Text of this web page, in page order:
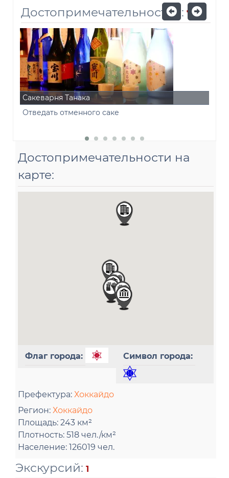
Достопримечательностей: 7
Сакеварня Танака
Отведать отменного саке
Достопримечательности на
карте:
Флаг города: Символ города:
Префектура: Хоккайдо
Регион: Хоккайдо
Площадь: 243 км²
Плотность: 518 чел./км²
Население: 126019 чел.
Экскурсий: 1